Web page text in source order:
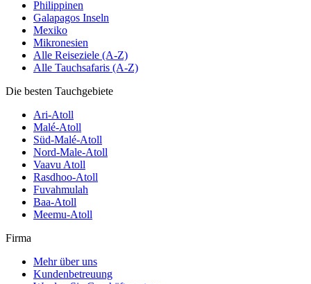
Philippinen
Galapagos Inseln
Mexiko
Mikronesien
Alle Reiseziele (A-Z)
Alle Tauchsafaris (A-Z)
Die besten Tauchgebiete
Ari-Atoll
Malé-Atoll
Süd-Malé-Atoll
Nord-Male-Atoll
Vaavu Atoll
Rasdhoo-Atoll
Fuvahmulah
Baa-Atoll
Meemu-Atoll
Firma
Mehr über uns
Kundenbetreuung